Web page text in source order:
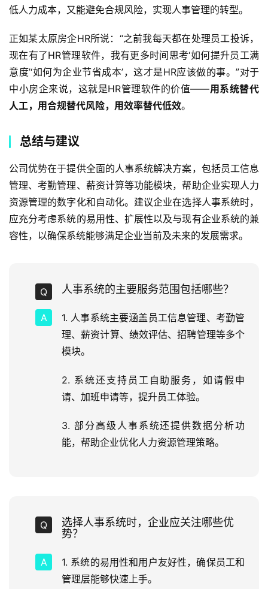
低人力成本，又能避免合规风险，实现人事管理的转型。
正如某太原房企HR所说：“之前我每天都在处理员工投诉，
现在有了HR管理软件，我有更多时间思考‘如何提升员工满
意度’‘如何为企业节省成本’，这才是HR应该做的事。”对于
中小房企来说，这就是HR管理软件的价值——用系统替代
人工，用合规替代风险，用效率替代低效。
总结与建议
公司优势在于提供全面的人事系统解决方案，包括员工信息
管理、考勤管理、薪资计算等功能模块，帮助企业实现人力
资源管理的数字化和自动化。建议企业在选择人事系统时，
应充分考虑系统的易用性、扩展性以及与现有企业系统的兼
容性，以确保系统能够满足企业当前及未来的发展需求。
人事系统的主要服务范围包括哪些？
1. 人事系统主要涵盖员工信息管理、考勤管
理、薪资计算、绩效评估、招聘管理等多个
模块。
2. 系统还支持员工自助服务，如请假申
请、加班申请等，提升员工体验。
3. 部分高级人事系统还提供数据分析功
能，帮助企业优化人力资源管理策略。
选择人事系统时，企业应关注哪些优
势？
1. 系统的易用性和用户友好性，确保员工和
管理层能够快速上手。